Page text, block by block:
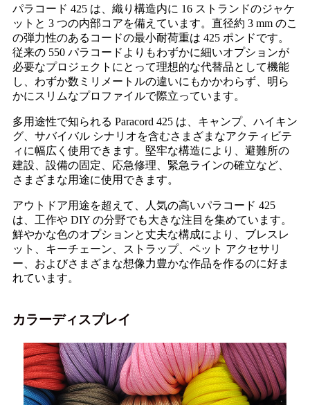
パラコード 425 は、織り構造内に 16 ストランドのジャケ
ットと 3 つの内部コアを備えています。直径約 3 mm のこ
の弾力性のあるコードの最小耐荷重は 425 ポンドです。
従来の 550 パラコードよりもわずかに細いオプションが
必要なプロジェクトにとって理想的な代替品として機能
し、わずか数ミリメートルの違いにもかかわらず、明ら
かにスリムなプロファイルで際立っています。
多用途性で知られる Paracord 425 は、キャンプ、ハイキン
グ、サバイバル シナリオを含むさまざまなアクティビテ
ィに幅広く使用できます。堅牢な構造により、避難所の
建設、設備の固定、応急修理、緊急ラインの確立など、
さまざまな用途に使用できます。
アウトドア用途を超えて、人気の高いパラコード 425
は、工作や DIY の分野でも大きな注目を集めています。
鮮やかな色のオプションと丈夫な構成により、ブレスレ
ット、キーチェーン、ストラップ、ペット アクセサリ
ー、およびさまざまな想像力豊かな作品を作るのに好ま
れています。
カラーディスプレイ